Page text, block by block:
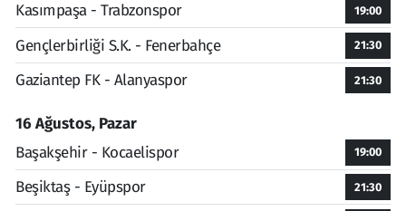
Kasımpaşa - Trabzonspor 19:00
Gençlerbirliği S.K. - Fenerbahçe 21:30
Gaziantep FK - Alanyaspor 21:30
16 Ağustos, Pazar
Başakşehir - Kocaelispor
19:00
Beşiktaş - Eyüpspor 21:30